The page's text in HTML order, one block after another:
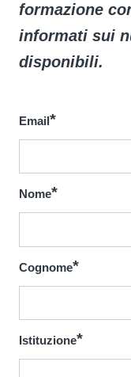
formazione
informati sui
disponibili.
Email
Nome
Cognome
Istituzione